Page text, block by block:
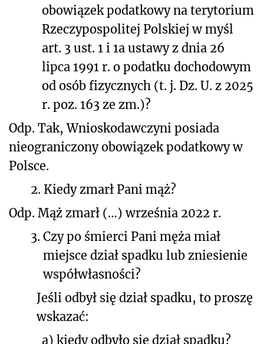
obowiązek podatkowy na terytorium
Rzeczypospolitej Polskiej w myśl
art. 3 ust. 1 i 1a ustawy z dnia 26
lipca 1991 r. o podatku dochodowym
od osób fizycznych (t. j. Dz. U. z 2025
r. poz. 163 ze zm.)?
Odp. Tak, Wnioskodawczyni posiada
nieograniczony obowiązek podatkowy w
Polsce.
2. Kiedy zmarł Pani mąż?
Odp. Mąż zmarł (…) września 2022 r.
3. Czy po śmierci Pani męża miał
miejsce dział spadku lub zniesienie
współwłasności?
Jeśli odbył się dział spadku, to proszę
wskazać:
a) kiedy odbyło się dział spadku?